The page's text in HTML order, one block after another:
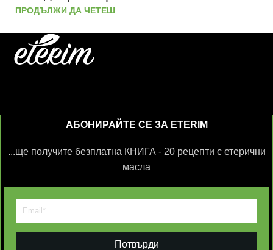
ПРОДЪЛЖИ ДА ЧЕТЕШ
АБОНИРАЙТЕ СЕ ЗА ETERIM
...ще получите безплатна КНИГА - 20 рецепти с етерични
масла
Потвърди